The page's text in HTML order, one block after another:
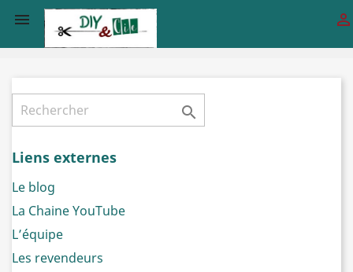
 

Liens externes
Le blog
La Chaine YouTube
L’équipe
Les revendeurs